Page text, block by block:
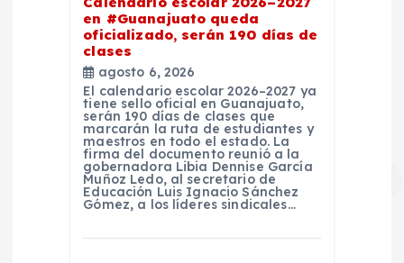
en #Guanajuato queda
oficializado, serán 190 días de
clases
agosto 6, 2026
El calendario escolar 2026–2027 ya
tiene sello oficial en Guanajuato,
serán 190 días de clases que
marcarán la ruta de estudiantes y
maestros en todo el estado. La
firma del documento reunió a la
gobernadora Libia Dennise García
Muñoz Ledo, al secretario de
Educación Luis Ignacio Sánchez
Gómez, a los líderes sindicales…